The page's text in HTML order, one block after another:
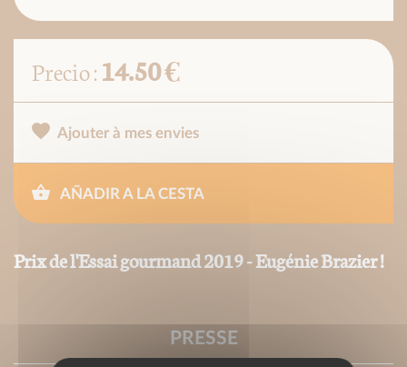
Precio :14.50 €
Ajouter à mes envies
AÑADIR A LA CESTA
Prix de l'Essai gourmand 2019 - Eugénie Brazier !
PRESSE